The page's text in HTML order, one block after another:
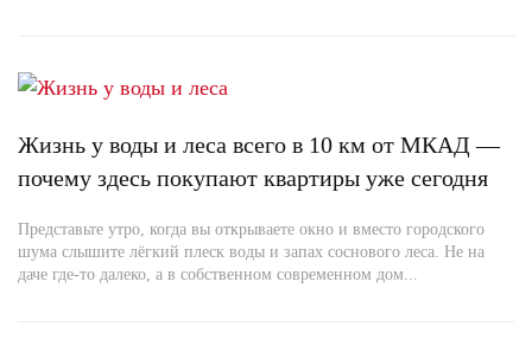
Жизнь у воды и леса всего в 10 км от МКАД —
почему здесь покупают квартиры уже сегодня
Представьте утро, когда вы открываете окно и вместо городского
шума слышите лёгкий плеск воды и запах соснового леса. Не на
даче где-то далеко, а в собственном современном дом...